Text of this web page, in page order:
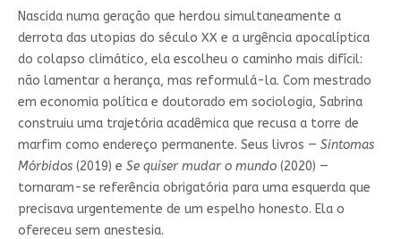
Nascida numa geração que herdou simultaneamente a
derrota das utopias do século XX e a urgência apocalíptica
do colapso climático, ela escolheu o caminho mais difícil:
não lamentar a herança, mas reformulá-la. Com mestrado
em economia política e doutorado em sociologia, Sabrina
construiu uma trajetória acadêmica que recusa a torre de
marfim como endereço permanente. Seus livros — Sintomas
Mórbidos(2019) e Se quiser mudar o mundo(2020) —
tornaram-se referência obrigatória para uma esquerda que
precisava urgentemente de um espelho honesto. Ela o
ofereceu sem anestesia.